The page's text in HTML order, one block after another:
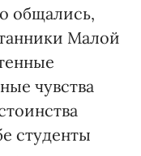
общались,
Малой
чувства
студенты